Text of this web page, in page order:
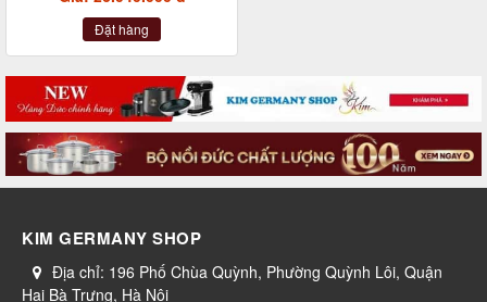
Đặt hàng
KIM GERMANY SHOP
Địa chỉ: 196 Phố Chùa Quỳnh, Phường Quỳnh Lôi, Quận
Hai Bà Trưng, Hà Nội